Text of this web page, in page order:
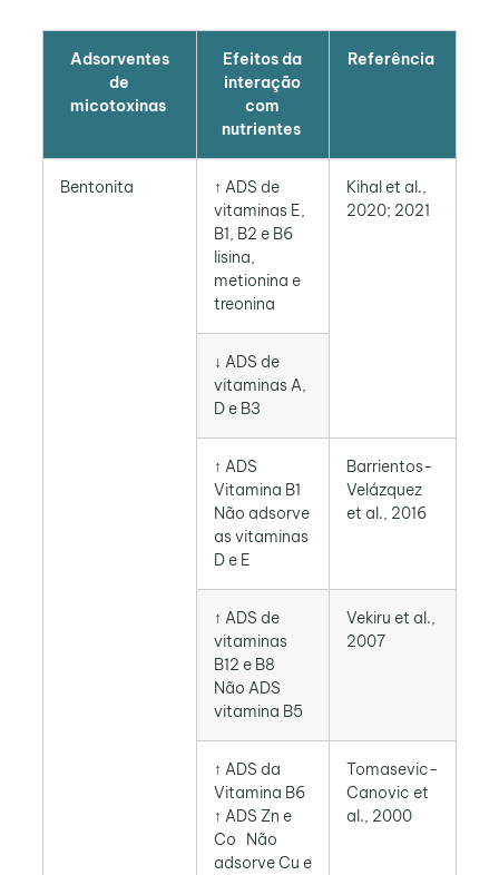
Adsorventes
de
micotoxinas
Efeitos da
interação
com
nutrientes
Referência
Bentonita
↑ ADS de
vitaminas E,
B1, B2 e B6
lisina,
metionina e
treonina
Kihal et al.,
2020; 2021
↓ ADS de
vitaminas A,
D e B3
↑ ADS
Vitamina B1
Não adsorve
as vitaminas
D e E
Barrientos-
Velázquez
et al., 2016
↑ ADS de
vitaminas
B12 e B8
Não ADS
vitamina B5
Vekiru et al.,
2007
↑ ADS da
Vitamina B6
↑ ADS Zn e
Co
Não
adsorve Cu e
Tomasevic-
Canovic et
al., 2000